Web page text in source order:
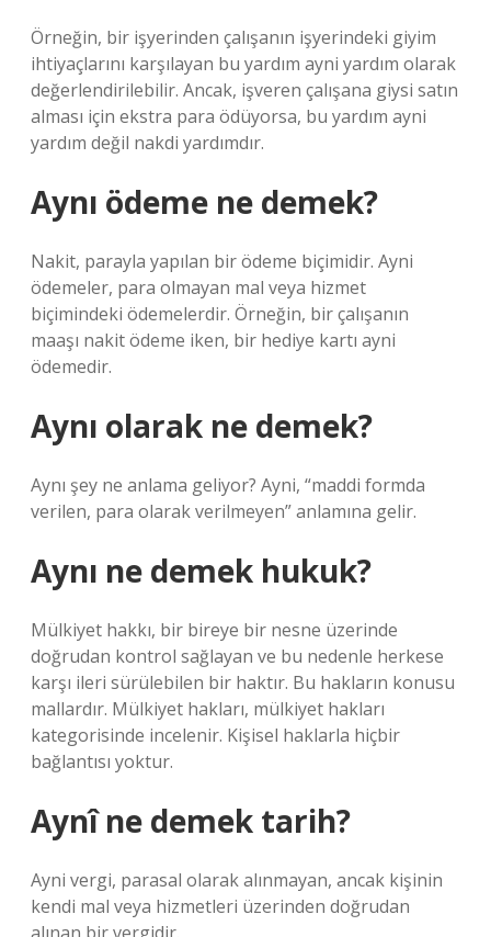
Örneğin, bir işyerinden çalışanın işyerindeki giyim
ihtiyaçlarını karşılayan bu yardım ayni yardım olarak
değerlendirilebilir. Ancak, işveren çalışana giysi satın
alması için ekstra para ödüyorsa, bu yardım ayni
yardım değil nakdi yardımdır.
Aynı ödeme ne demek?
Nakit, parayla yapılan bir ödeme biçimidir. Ayni
ödemeler, para olmayan mal veya hizmet
biçimindeki ödemelerdir. Örneğin, bir çalışanın
maaşı nakit ödeme iken, bir hediye kartı ayni
ödemedir.
Aynı olarak ne demek?
Aynı şey ne anlama geliyor? Ayni, “maddi formda
verilen, para olarak verilmeyen” anlamına gelir.
Aynı ne demek hukuk?
Mülkiyet hakkı, bir bireye bir nesne üzerinde
doğrudan kontrol sağlayan ve bu nedenle herkese
karşı ileri sürülebilen bir haktır. Bu hakların konusu
mallardır. Mülkiyet hakları, mülkiyet hakları
kategorisinde incelenir. Kişisel haklarla hiçbir
bağlantısı yoktur.
Aynî ne demek tarih?
Ayni vergi, parasal olarak alınmayan, ancak kişinin
kendi mal veya hizmetleri üzerinden doğrudan